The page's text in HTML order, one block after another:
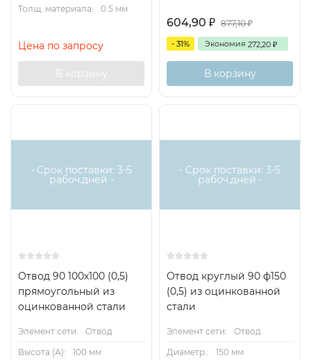
Толщ. материала:
0.5 мм
Цена по запросу
В корзину
604,90 ₽ 877,10₽
- 31% Экономия 272,20 ₽
В корзину
- Срок поставки: 3-5
рабоч.дней -
Отвод 90 100х100 (0,5)
прямоугольный из
оцинкованной стали
Элемент сети:
Отвод
Высота (А):
100 мм
- Срок поставки: 3-5
рабоч.дней -
Отвод круглый 90 ф150
(0,5) из оцинкованной
стали
Элемент сети:
Отвод
Диаметр.:
150 мм